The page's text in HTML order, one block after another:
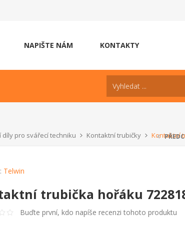
NAPIŠTE NÁM KONTAKTY
pro svářecí techniku Kontaktní trubičky Kontaktní
Telwin
trubička hořáku
Buďte první, kdo napíše recenzi tohoto produktu